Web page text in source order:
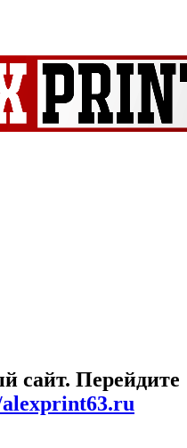
сайт. Перейдите